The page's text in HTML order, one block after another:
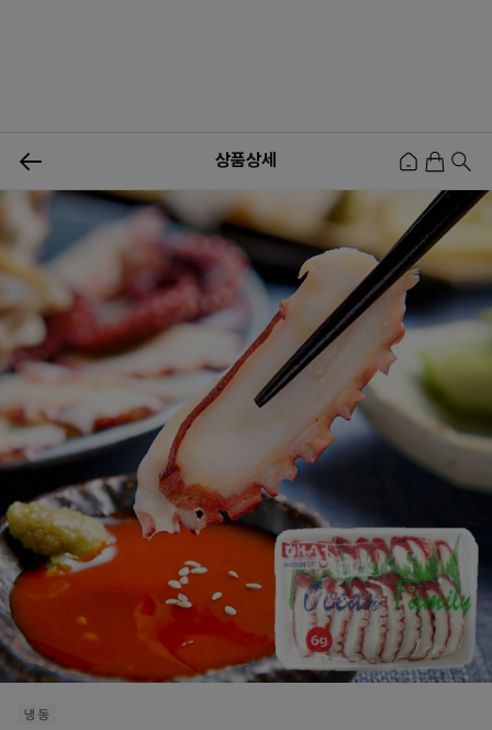
신상품 행사상품이벤트메뉴쇼핑사업자등업신청
상품상세